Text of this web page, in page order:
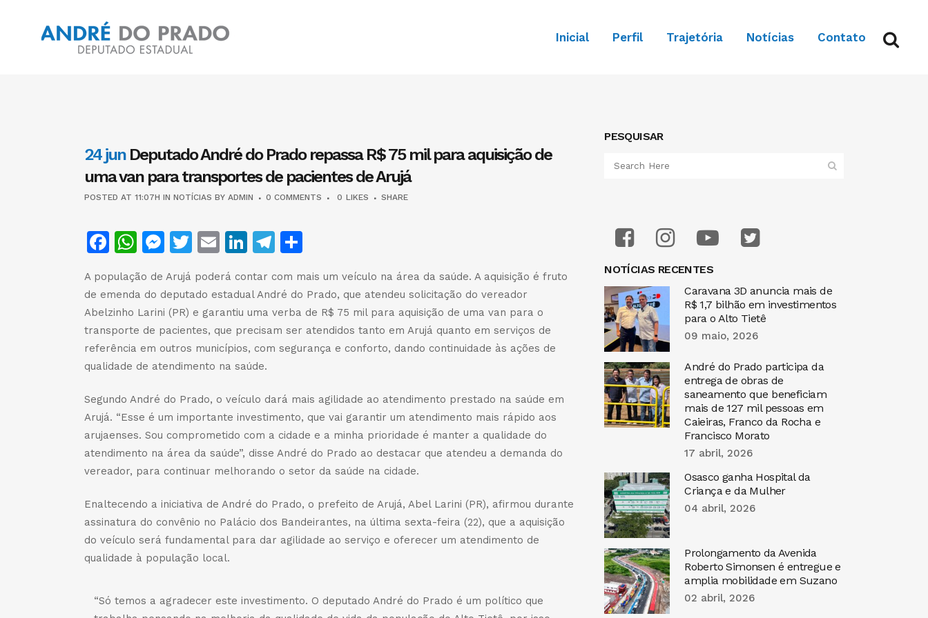
Inicial Perfil Trajetória Notícias Contato
24 junDeputado André do Prado repassa R$ 75 mil para aquisição de
uma van para transportes de pacientes de Arujá
POSTED AT 11:07H IN NOTÍCIAS BY ADMIN 0 COMMENTS 0 LIKES SHARE
Facebook
WhatsApp
Messenger
Twitter
EmailLinkedIn
Telegram
A população de Arujá poderá contar com mais um veículo na área da saúde. A aquisição é fruto
de emenda do deputado estadual André do Prado, que atendeu solicitação do vereador
Abelzinho Larini (PR) e garantiu uma verba de R$ 75 mil para aquisição de uma van para o
transporte de pacientes, que precisam ser atendidos tanto em Arujá quanto em serviços de
referência em outros municípios, com segurança e conforto, dando continuidade às ações de
qualidade de atendimento na saúde.
Segundo André do Prado, o veículo dará mais agilidade ao atendimento prestado na saúde em
Arujá. “Esse é um importante investimento, que vai garantir um atendimento mais rápido aos
arujaenses. Sou comprometido com a cidade e a minha prioridade é manter a qualidade do
atendimento na área da saúde”, disse André do Prado ao destacar que atendeu a demanda do
vereador, para continuar melhorando o setor da saúde na cidade.
Enaltecendo a iniciativa de André do Prado, o prefeito de Arujá, Abel Larini (PR), afirmou durante
assinatura do convênio no Palácio dos Bandeirantes, na última sexta-feira (22), que a aquisição
do veículo será fundamental para dar agilidade ao serviço e oferecer um atendimento de
qualidade à população local.
“Só temos a agradecer este investimento. O deputado André do Prado é um político que
PESQUISAR
NOTÍCIAS RECENTES
Caravana 3D anuncia mais de
R$ 1,7 bilhão em investimentos
para o Alto Tietê
09 maio, 2026
André do Prado participa da
entrega de obras de
saneamento que beneficiam
mais de 127 mil pessoas em
Caieiras, Franco da Rocha e
Francisco Morato
17 abril, 2026
Osasco ganha Hospital da
Criança e da Mulher
04 abril, 2026
Prolongamento da Avenida
Roberto Simonsen é entregue e
amplia mobilidade em Suzano
02 abril, 2026